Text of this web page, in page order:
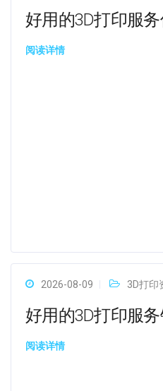
好用的3D打印服
阅读详情
2026-08-09 3D打印
好用的3D打印服
阅读详情